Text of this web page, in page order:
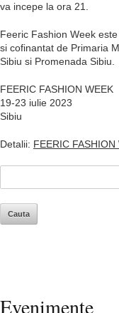
va incepe la ora 21.
Feeric Fashion Week
si cofinantat de Primaria
Sibiu si Promenada Sibiu.
FEERIC FASHION WEEK
19-23 iulie 2023
Sibiu
Detalii: FEERIC FASHION
Evenimente